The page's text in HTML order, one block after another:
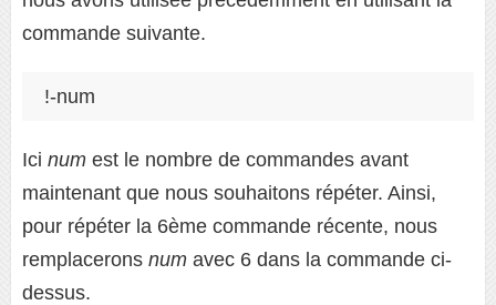
commande suivante.
Ici num est le nombre de commandes avant
maintenant que nous souhaitons répéter. Ainsi,
pour répéter la 6ème commande récente, nous
remplacerons num avec 6 dans la commande ci-
dessus.